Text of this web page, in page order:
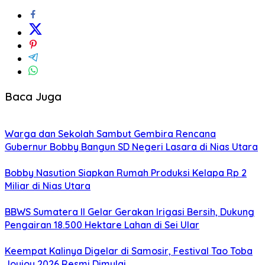
Baca Juga
Warga dan Sekolah Sambut Gembira Rencana
Gubernur Bobby Bangun SD Negeri Lasara di Nias Utara
Bobby Nasution Siapkan Rumah Produksi Kelapa Rp 2
Miliar di Nias Utara
BBWS Sumatera II Gelar Gerakan Irigasi Bersih, Dukung
Pengairan 18.500 Hektare Lahan di Sei Ular
Keempat Kalinya Digelar di Samosir, Festival Tao Toba